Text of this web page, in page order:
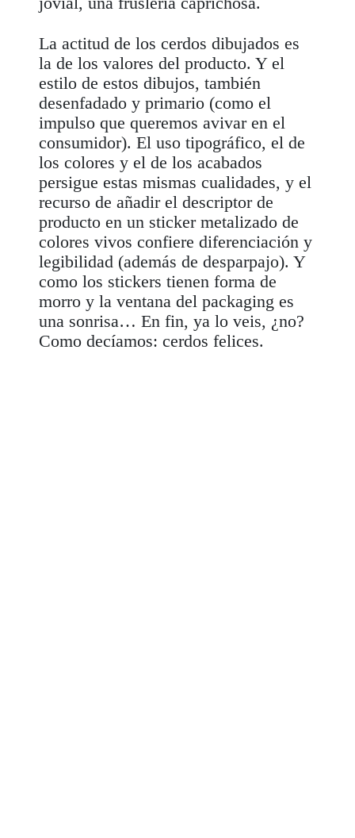
La actitud de los cerdos dibujados es
la de los valores del producto. Y el
estilo de estos dibujos, también
desenfadado y primario (como el
impulso que queremos avivar en el
consumidor). El uso tipográfico, el de
los colores y el de los acabados
persigue estas mismas cualidades, y el
recurso de añadir el descriptor de
producto en un sticker metalizado de
colores vivos confiere diferenciación y
legibilidad (además de desparpajo). Y
como los stickers tienen forma de
morro y la ventana del packaging es
una sonrisa… En fin, ya lo veis, ¿no?
Como decíamos: cerdos felices.